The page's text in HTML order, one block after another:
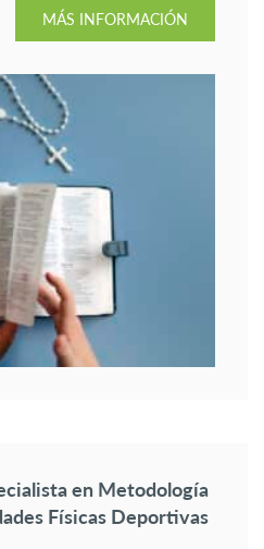
MÁS INFORMACIÓN
en Metodología
Físicas Deportivas